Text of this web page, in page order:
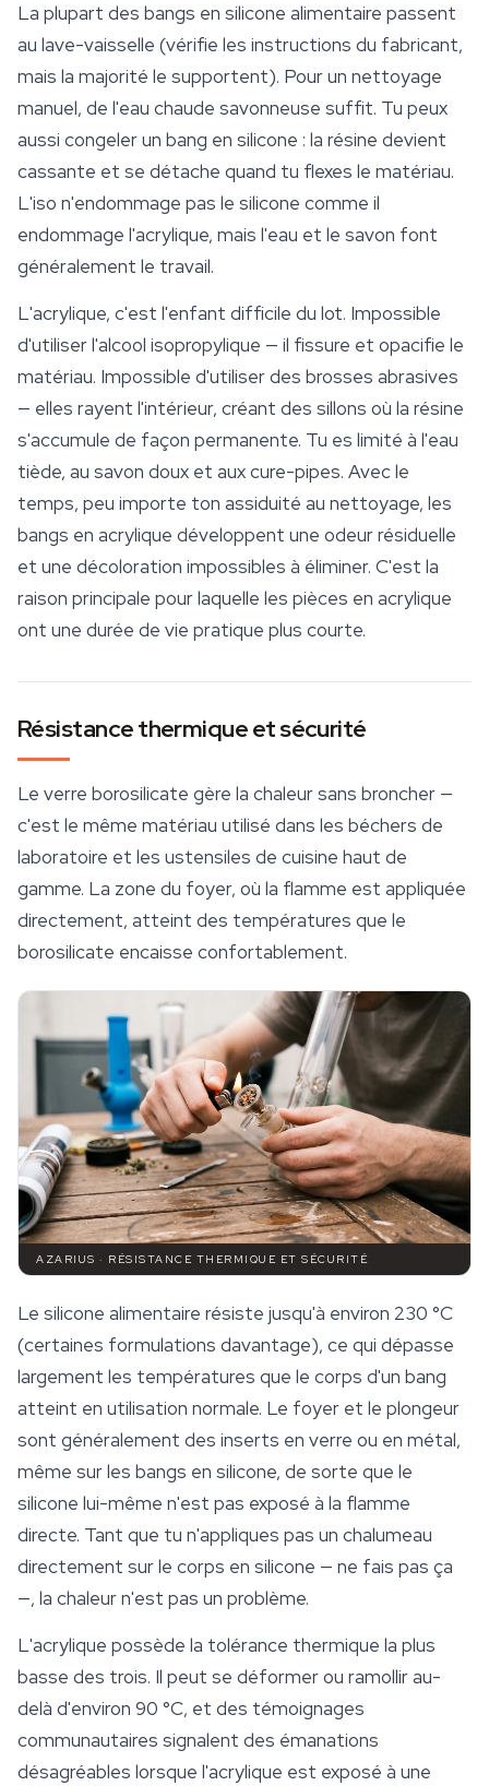
La plupart des bangs en silicone alimentaire passent
au lave-vaisselle (vérifie les instructions du fabricant,
mais la majorité le supportent). Pour un nettoyage
manuel, de l'eau chaude savonneuse suffit. Tu peux
aussi congeler un bang en silicone : la résine devient
cassante et se détache quand tu flexes le matériau.
L'iso n'endommage pas le silicone comme il
endommage l'acrylique, mais l'eau et le savon font
généralement le travail.
L'acrylique, c'est l'enfant difficile du lot. Impossible
d'utiliser l'alcool isopropylique — il fissure et opacifie le
matériau. Impossible d'utiliser des brosses abrasives
— elles rayent l'intérieur, créant des sillons où la résine
s'accumule de façon permanente. Tu es limité à l'eau
tiède, au savon doux et aux cure-pipes. Avec le
temps, peu importe ton assiduité au nettoyage, les
bangs en acrylique développent une odeur résiduelle
et une décoloration impossibles à éliminer. C'est la
raison principale pour laquelle les pièces en acrylique
ont une durée de vie pratique plus courte.
Résistance thermique et sécurité
Le verre borosilicate gère la chaleur sans broncher —
c'est le même matériau utilisé dans les béchers de
laboratoire et les ustensiles de cuisine haut de
gamme. La zone du foyer, où la flamme est appliquée
directement, atteint des températures que le
borosilicate encaisse confortablement.
AZARIUS · RÉSISTANCE THERMIQUE ET SÉCURITÉ
Le silicone alimentaire résiste jusqu'à environ 230 °C
(certaines formulations davantage), ce qui dépasse
largement les températures que le corps d'un bang
atteint en utilisation normale. Le foyer et le plongeur
sont généralement des inserts en verre ou en métal,
même sur les bangs en silicone, de sorte que le
silicone lui-même n'est pas exposé à la flamme
directe. Tant que tu n'appliques pas un chalumeau
directement sur le corps en silicone — ne fais pas ça
—, la chaleur n'est pas un problème.
L'acrylique possède la tolérance thermique la plus
basse des trois. Il peut se déformer ou ramollir au-
delà d'environ 90 °C, et des témoignages
communautaires signalent des émanations
désagréables lorsque l'acrylique est exposé à une